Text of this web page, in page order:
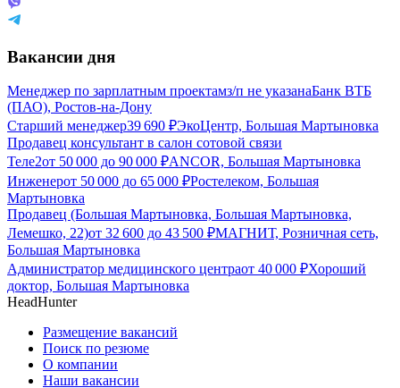
Вакансии дня
Менеджер по зарплатным проектамз/п не указанаБанк ВТБ
(ПАО), Ростов-на-Дону
Старший менеджер39 690 ₽ЭкоЦентр, Большая Мартыновка
Продавец консультант в салон сотовой связи
Теле2от 50 000 до 90 000 ₽ANCOR, Большая Мартыновка
Инженерот 50 000 до 65 000 ₽Ростелеком, Большая
Мартыновка
Продавец (Большая Мартыновка, Большая Мартыновка,
Лемешко, 22)от 32 600 до 43 500 ₽МАГНИТ, Розничная сеть,
Большая Мартыновка
Администратор медицинского центраот 40 000 ₽Хороший
доктор, Большая Мартыновка
HeadHunter
Размещение вакансий
Поиск по резюме
О компании
Наши вакансии